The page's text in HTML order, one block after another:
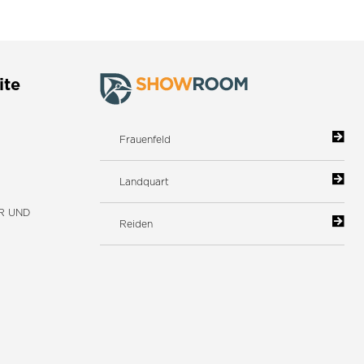
UND
Frauenfeld
Landquart
Reiden